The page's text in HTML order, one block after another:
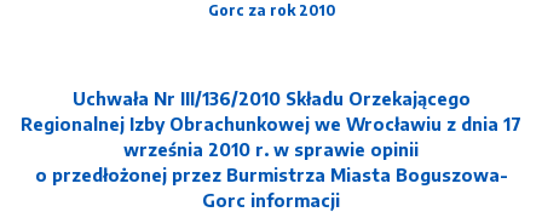
Gorc za rok 2010
Uchwała Nr III/136/2010 Składu Orzekającego
Regionalnej Izby Obrachunkowej we Wrocławiu z dnia 17
września 2010 r. w sprawie opinii
o przedłożonej przez Burmistrza Miasta Boguszowa-
Gorc informacji